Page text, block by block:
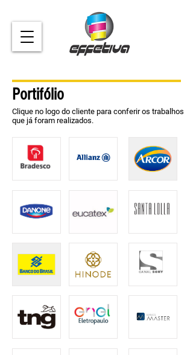
Portifólio
Clique no logo do cliente para conferir os trabalhos
que já foram realizados.